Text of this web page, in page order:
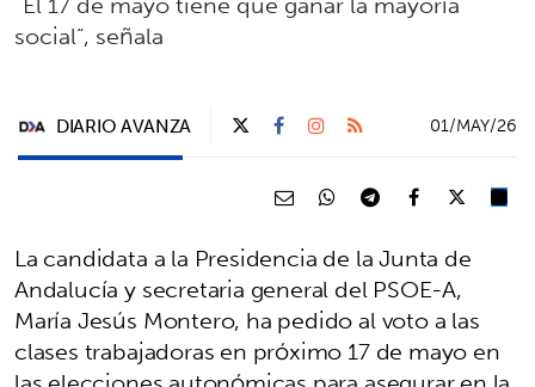
social”, señala
DIARIO AVANZA 01/MAY/26
La candidata a la Presidencia de la Junta de
Andalucía y secretaria general del PSOE-A,
María Jesús Montero, ha pedido al voto a las
clases trabajadoras en próximo 17 de mayo en